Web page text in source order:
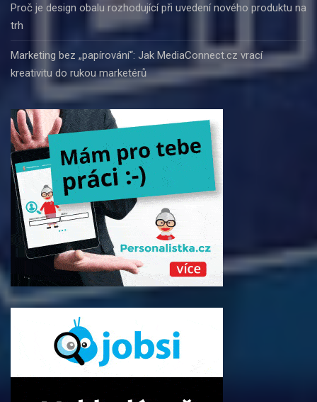
Proč je design obalu rozhodující při uvedení nového produktu na
trh
Marketing bez „papírování“: Jak MediaConnect.cz vrací
kreativitu do rukou marketérů